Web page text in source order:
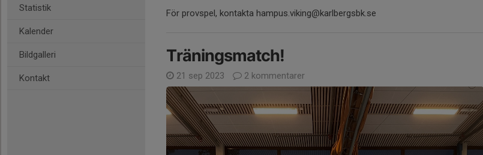
Statistik
Kalender
Bildgalleri
Kontakt
För provspel, kontakta hampus.viking@karlbergsbk.se
Träningsmatch!
21 sep 2023 2 kommentarer